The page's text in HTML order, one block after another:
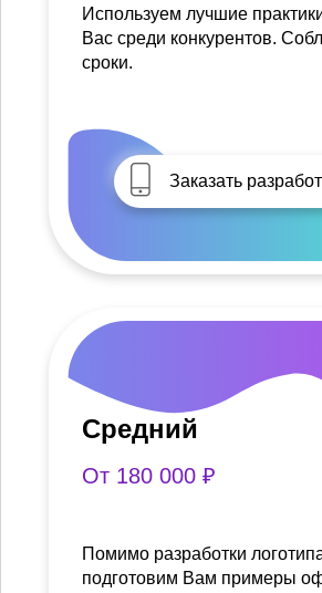
Используем лучшие
Вас среди конкурентов.
сроки.
Заказать
Средний
От 180 000 ₽
Помимо разработки
подготовим Вам примеры